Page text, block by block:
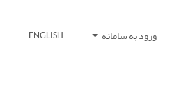
ورود به سامانه ENGLISH